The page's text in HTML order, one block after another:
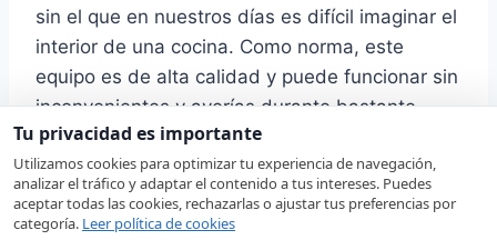
sin el que en nuestros días es difícil imaginar el
interior de una cocina. Como norma, este
equipo es de alta calidad y puede funcionar sin
inconvenientes y averías durante bastante
tiempo. Mas, como cualquier otro dispositivo,
tarde o temprano, las campanas de extracción
pueden requerir una revisión por un profesional
capacitado.
Tu privacidad es importante
Utilizamos cookies para optimizar tu experiencia de navegación,
analizar el tráfico y adaptar el contenido a tus intereses. Puedes
aceptar todas las cookies, rechazarlas o ajustar tus preferencias por
categoría. Leer política de cookies